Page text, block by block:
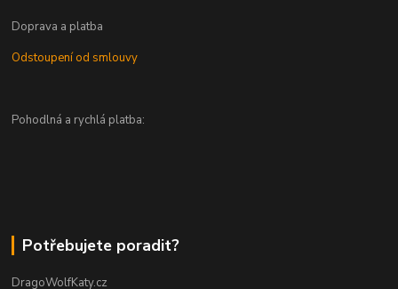
Doprava a platba
Odstoupení od smlouvy
Pohodlná a rychlá platba:
Potřebujete poradit?
DragoWolfKaty.cz